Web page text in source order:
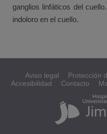
ganglios linfáticos del
indoloro en el cuello.
Aviso legal Protección
Accesibilidad
Contacto